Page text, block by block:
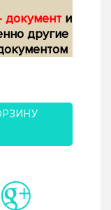
документ и
другие